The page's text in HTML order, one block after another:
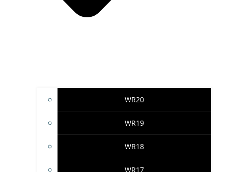
WR20
WR19
WR18
WR17